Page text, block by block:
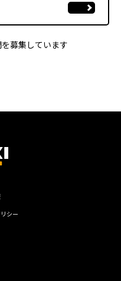
募集しています
シー